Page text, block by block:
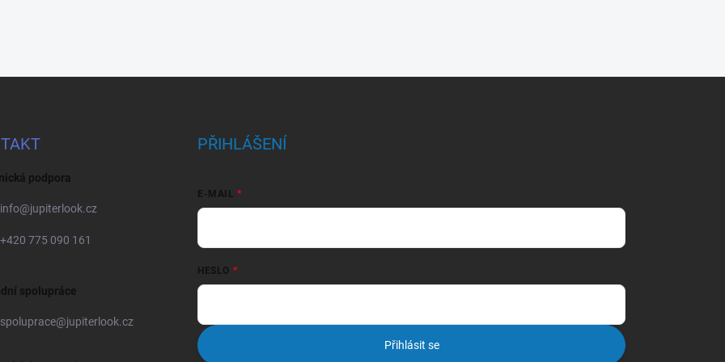
podpora
info@jupiterlook.cz
+420 775 090 161
spolupráce
spoluprace@jupiterlook.cz
PŘIHLÁŠENÍ
E-MAIL
HESLO
Přihlásit se